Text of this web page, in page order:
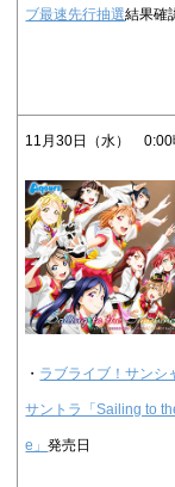
ブ最速先行抽選結果確
11月30日（水） 0:00
・ ラブライブ！サンシ
サントラ「Sailing to
e」発売日